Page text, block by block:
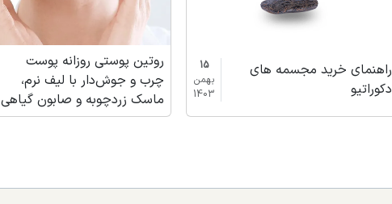
راهنمای خرید مجسمه های
دکوراتیو
15
بهمن
1403
روتین پوستی روزانه پوست
چرب و جوش‌دار با لیف نرم،
ماسک زردچوبه و صابون گیاهی